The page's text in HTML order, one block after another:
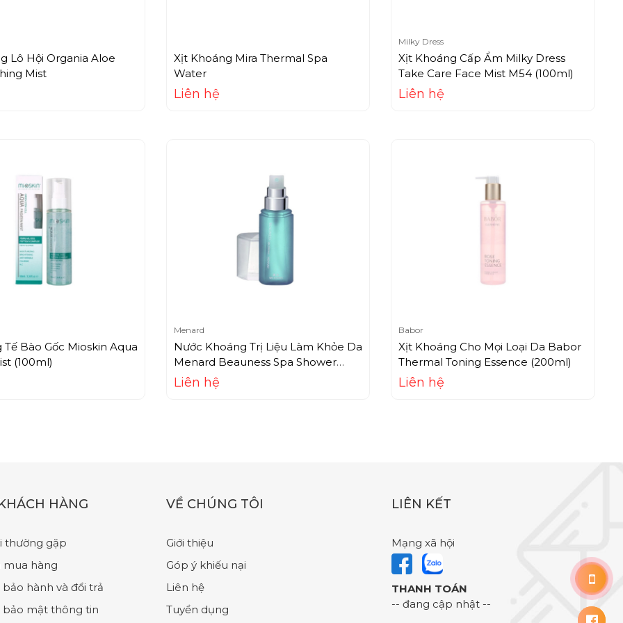
Lô Hội Organia Aloe
Mist
Xịt Khoáng Mira Thermal Spa
Water
Liên hệ
Milky Dress
Xịt Khoáng Cấp Ẩm Milky Dress
Take Care Face Mist M54 (100ml)
Liên hệ
Bào Gốc Mioskin Aqua
(100ml)
Menard
Nước Khoáng Trị Liệu Làm Khỏe Da
Menard Beauness Spa Shower
(60ml)
Liên hệ
Babor
Xịt Khoáng Cho Mọi Loại Da Babor
Thermal Toning Essence (200ml)
Liên hệ
HÀNG
thường gặp
mua hàng
bảo hành và đổi trả
bảo mật thông tin
VỀ CHÚNG TÔI
Giới thiệu
Góp ý khiếu nại
Liên hệ
Tuyển dụng
LIÊN KẾT
Mạng xã hội
THANH TOÁN
-- đang cập nhật --